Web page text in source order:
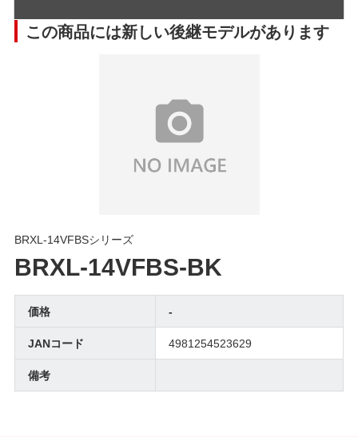
この商品には新しい後継モデルがあります
BRXL-14VFBSシリーズ
BRXL-14VFBS-BK
価格
-
JANコード
4981254523629
備考